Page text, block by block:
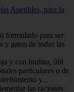
Apetibles, para la
formulado para ser
y gatos de todas las
y con inulina, útil
particulares o de
y...
las raciones